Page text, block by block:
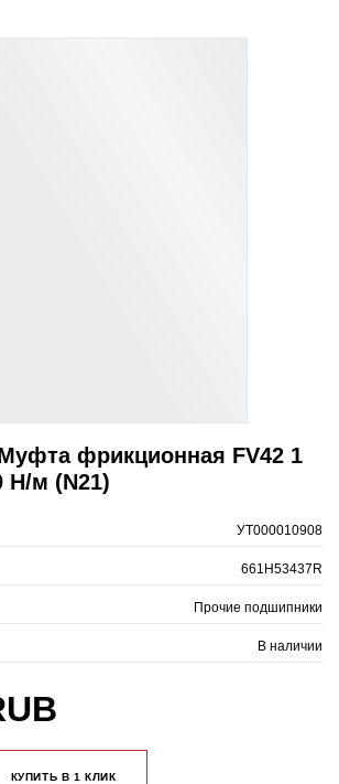
фрикционная FV42 1
Н/м (N21)
УТ000010908
661H53437R
Прочие подшипники
В наличии
КУПИТЬ В 1 КЛИК